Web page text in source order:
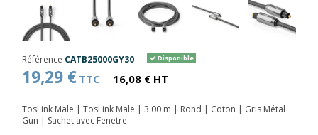
Référence CATB25000GY30 Disponible
19,29 € TTC 16,08 € HT
TosLink Male | TosLink Male | 3.00 m | Rond | Coton | Gris Métal
Gun | Sachet avec Fenetre